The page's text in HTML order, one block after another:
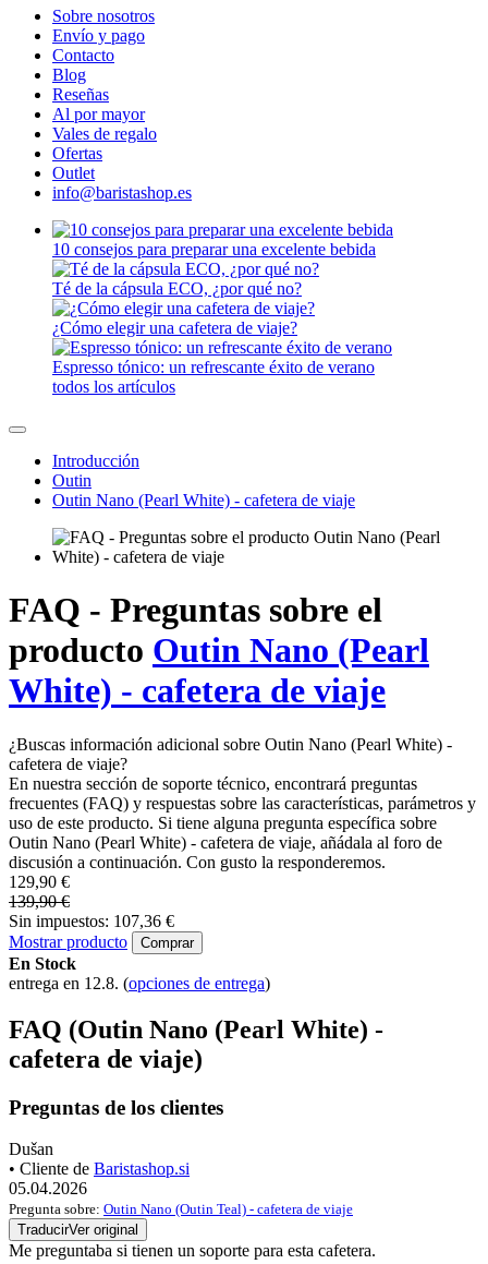
Sobre nosotros
Envío y pago
Contacto
Blog
Reseñas
Al por mayor
Vales de regalo
Ofertas
Outlet
info@baristashop.es
10 consejos para preparar una excelente bebida
Té de la cápsula ECO, ¿por qué no?
¿Cómo elegir una cafetera de viaje?
Espresso tónico: un refrescante éxito de verano
todos los artículos
Introducción
Outin
Outin Nano (Pearl White) - cafetera de viaje
FAQ - Preguntas sobre el
producto Outin Nano (Pearl
White) - cafetera de viaje
¿Buscas información adicional sobre Outin Nano (Pearl White) -
cafetera de viaje?
En nuestra sección de soporte técnico, encontrará preguntas
frecuentes (FAQ) y respuestas sobre las características, parámetros y
uso de este producto. Si tiene alguna pregunta específica sobre
Outin Nano (Pearl White) - cafetera de viaje, añádala al foro de
discusión a continuación. Con gusto la responderemos.
129,90 €
139,90 €
Sin impuestos: 107,36 €
Mostrar producto
Comprar
En Stock
entrega en 12.8. (opciones de entrega)
FAQ (Outin Nano (Pearl White) -
cafetera de viaje)
Preguntas de los clientes
Dušan
• Cliente de Baristashop.si
05.04.2026
Pregunta sobre: Outin Nano (Outin Teal) - cafetera de viaje
TraducirVer original
Me preguntaba si tienen un soporte para esta cafetera.